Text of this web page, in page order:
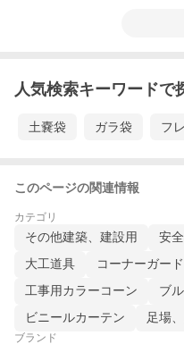
人気検索キーワードで
土嚢袋 ガラ袋 フ
このページの関連情報
カテゴリ
その他建築、建設用 安
大工道具
コーナーガー
工事用カラーコーン
ブ
ビニールカーテン
足場
ブランド